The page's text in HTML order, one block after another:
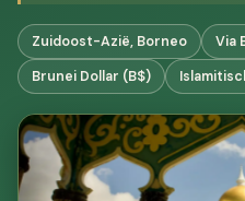
Zuidoost-Azië, Borneo
Via
Brunei Dollar (B$)